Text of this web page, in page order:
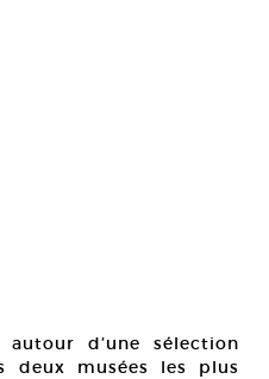
autour d’une sélection
deux musées les plus